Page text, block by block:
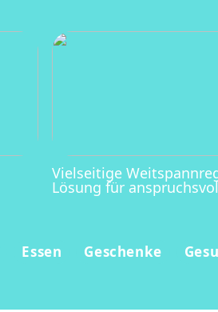
Vielseitige
Lösung für
Essen Geschenke